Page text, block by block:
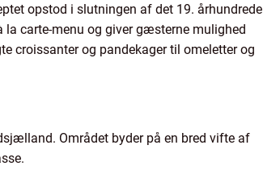
opstod i slutningen af det 19. århundrede
carte-menu og giver gæsterne mulighed
croissanter og pandekager til omeletter og
Området byder på en bred vifte af